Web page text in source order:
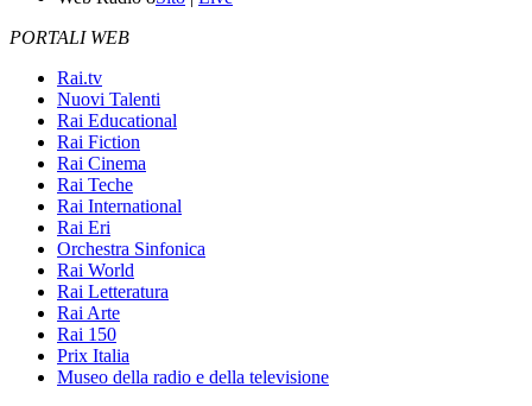
PORTALI WEB
Rai.tv
Nuovi Talenti
Rai Educational
Rai Fiction
Rai Cinema
Rai Teche
Rai International
Rai Eri
Orchestra Sinfonica
Rai World
Rai Letteratura
Rai Arte
Rai 150
Prix Italia
Museo della radio e della televisione